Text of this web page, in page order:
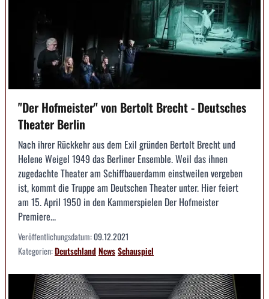
"Der Hofmeister" von Bertolt Brecht - Deutsches
Theater Berlin
Nach ihrer Rückkehr aus dem Exil gründen Bertolt Brecht und
Helene Weigel 1949 das Berliner Ensemble. Weil das ihnen
zugedachte Theater am Schiffbauerdamm einstweilen vergeben
ist, kommt die Truppe am Deutschen Theater unter. Hier feiert
am 15. April 1950 in den Kammerspielen Der Hofmeister
Premiere...
Veröffentlichungsdatum:09.12.2021
Kategorien:DeutschlandNewsSchauspiel